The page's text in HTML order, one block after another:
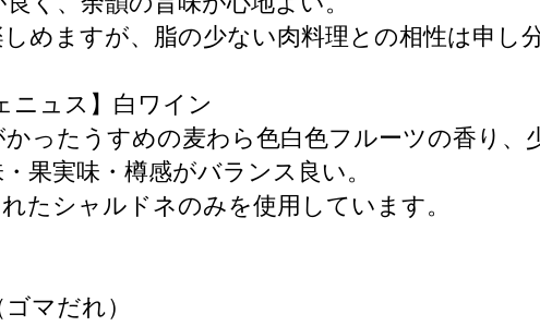
めますが、脂の少ない肉料理との相性は申し
ニュス】白ワイン
ったうすめの麦わら色白色フルーツの香り、
果実味・樽感がバランス良い。
たシャルドネのみを使用しています。
マだれ）